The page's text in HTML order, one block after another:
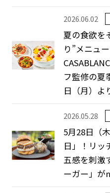
夏の食欲を
り”メニュ
フ監修の夏
日（月）よ
2026.06.02
5月28日（
日」！リッ
五感を刺激
ーガー」が
2026.05.28